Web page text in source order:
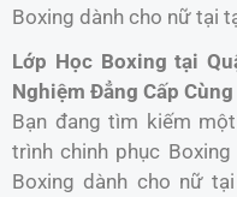
Boxing dành cho nữ tại
Lớp Học Boxing tại
Nghiệm Đẳng Cấp
Bạn đang tìm kiếm
trình chinh phục
Boxing dành cho nữ